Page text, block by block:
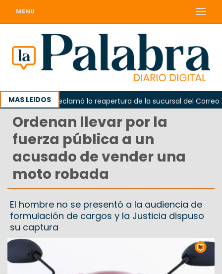
MENU
MAS LEIDOS
Odarda reclamó la reapertura de la sucursal del Correo
Ordenan llevar por la
fuerza pública a un
acusado de vender una
moto robada
El hombre no se presentó a la audiencia de
formulación de cargos y la Justicia dispuso
su captura